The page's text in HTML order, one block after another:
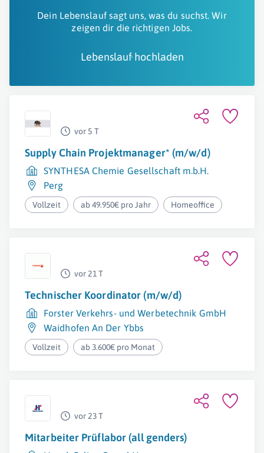
Dein Lebenslauf sagt uns, was du suchst. Wir
zeigen dir die richtigen Jobs.
Lebenslauf hochladen
vor 5 T
Supply Chain Projektmanager* (m/w/d)
SYNTHESA Chemie Gesellschaft m.b.H.
Perg
Vollzeit ab 49.950€ pro Jahr Homeoffice
vor 21 T
Technischer Koordinator (m/w/d)
Forster Verkehrs- und Werbetechnik GmbH
Waidhofen An Der Ybbs
Vollzeit ab 3.600€ pro Monat
vor 23 T
Mitarbeiter Prüflabor (all genders)